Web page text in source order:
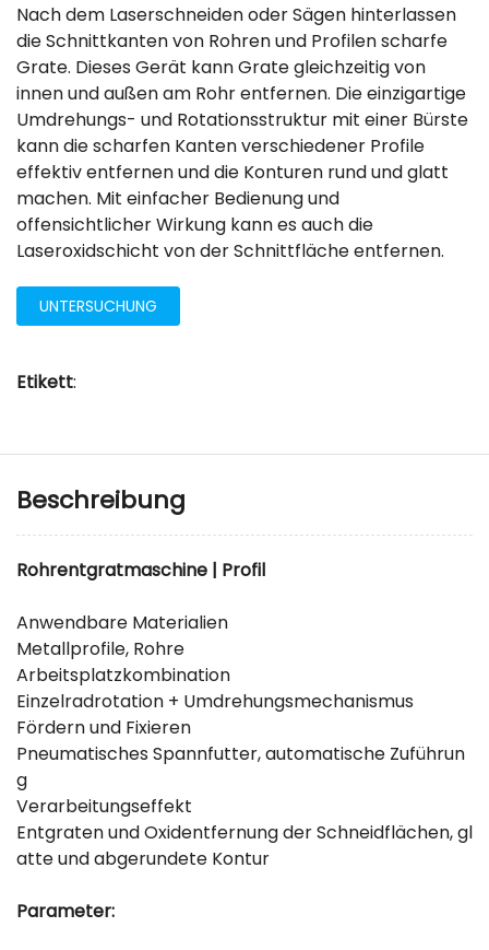
Nach dem Laserschneiden oder Sägen hinterlassen
die Schnittkanten von Rohren und Profilen scharfe
Grate. Dieses Gerät kann Grate gleichzeitig von
innen und außen am Rohr entfernen. Die einzigartige
Umdrehungs- und Rotationsstruktur mit einer Bürste
kann die scharfen Kanten verschiedener Profile
effektiv entfernen und die Konturen rund und glatt
machen. Mit einfacher Bedienung und
offensichtlicher Wirkung kann es auch die
Laseroxidschicht von der Schnittfläche entfernen.
UNTERSUCHUNG
Etikett:
Beschreibung
Rohrentgratmaschine | Profil
Anwendbare Materialien
Metallprofile, Rohre
Arbeitsplatzkombination
Einzelradrotation + Umdrehungsmechanismus
Fördern und Fixieren
Pneumatisches Spannfutter, automatische Zuführun
g
Verarbeitungseffekt
Entgraten und Oxidentfernung der Schneidflächen, gl
atte und abgerundete Kontur
Parameter: